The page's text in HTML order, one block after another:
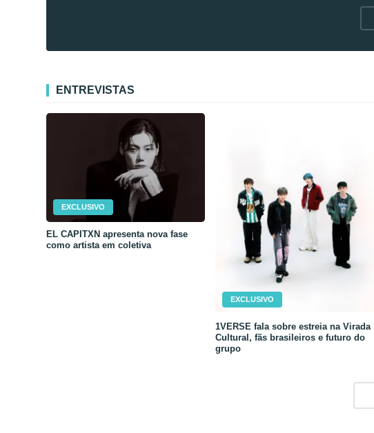
ENTREVISTAS
EXCLUSIVO
EL CAPITXN apresenta nova fase
como artista em coletiva
EXCLUSIVO
1VERSE fala sobre estreia na Virada
Cultural, fãs brasileiros e futuro do
grupo